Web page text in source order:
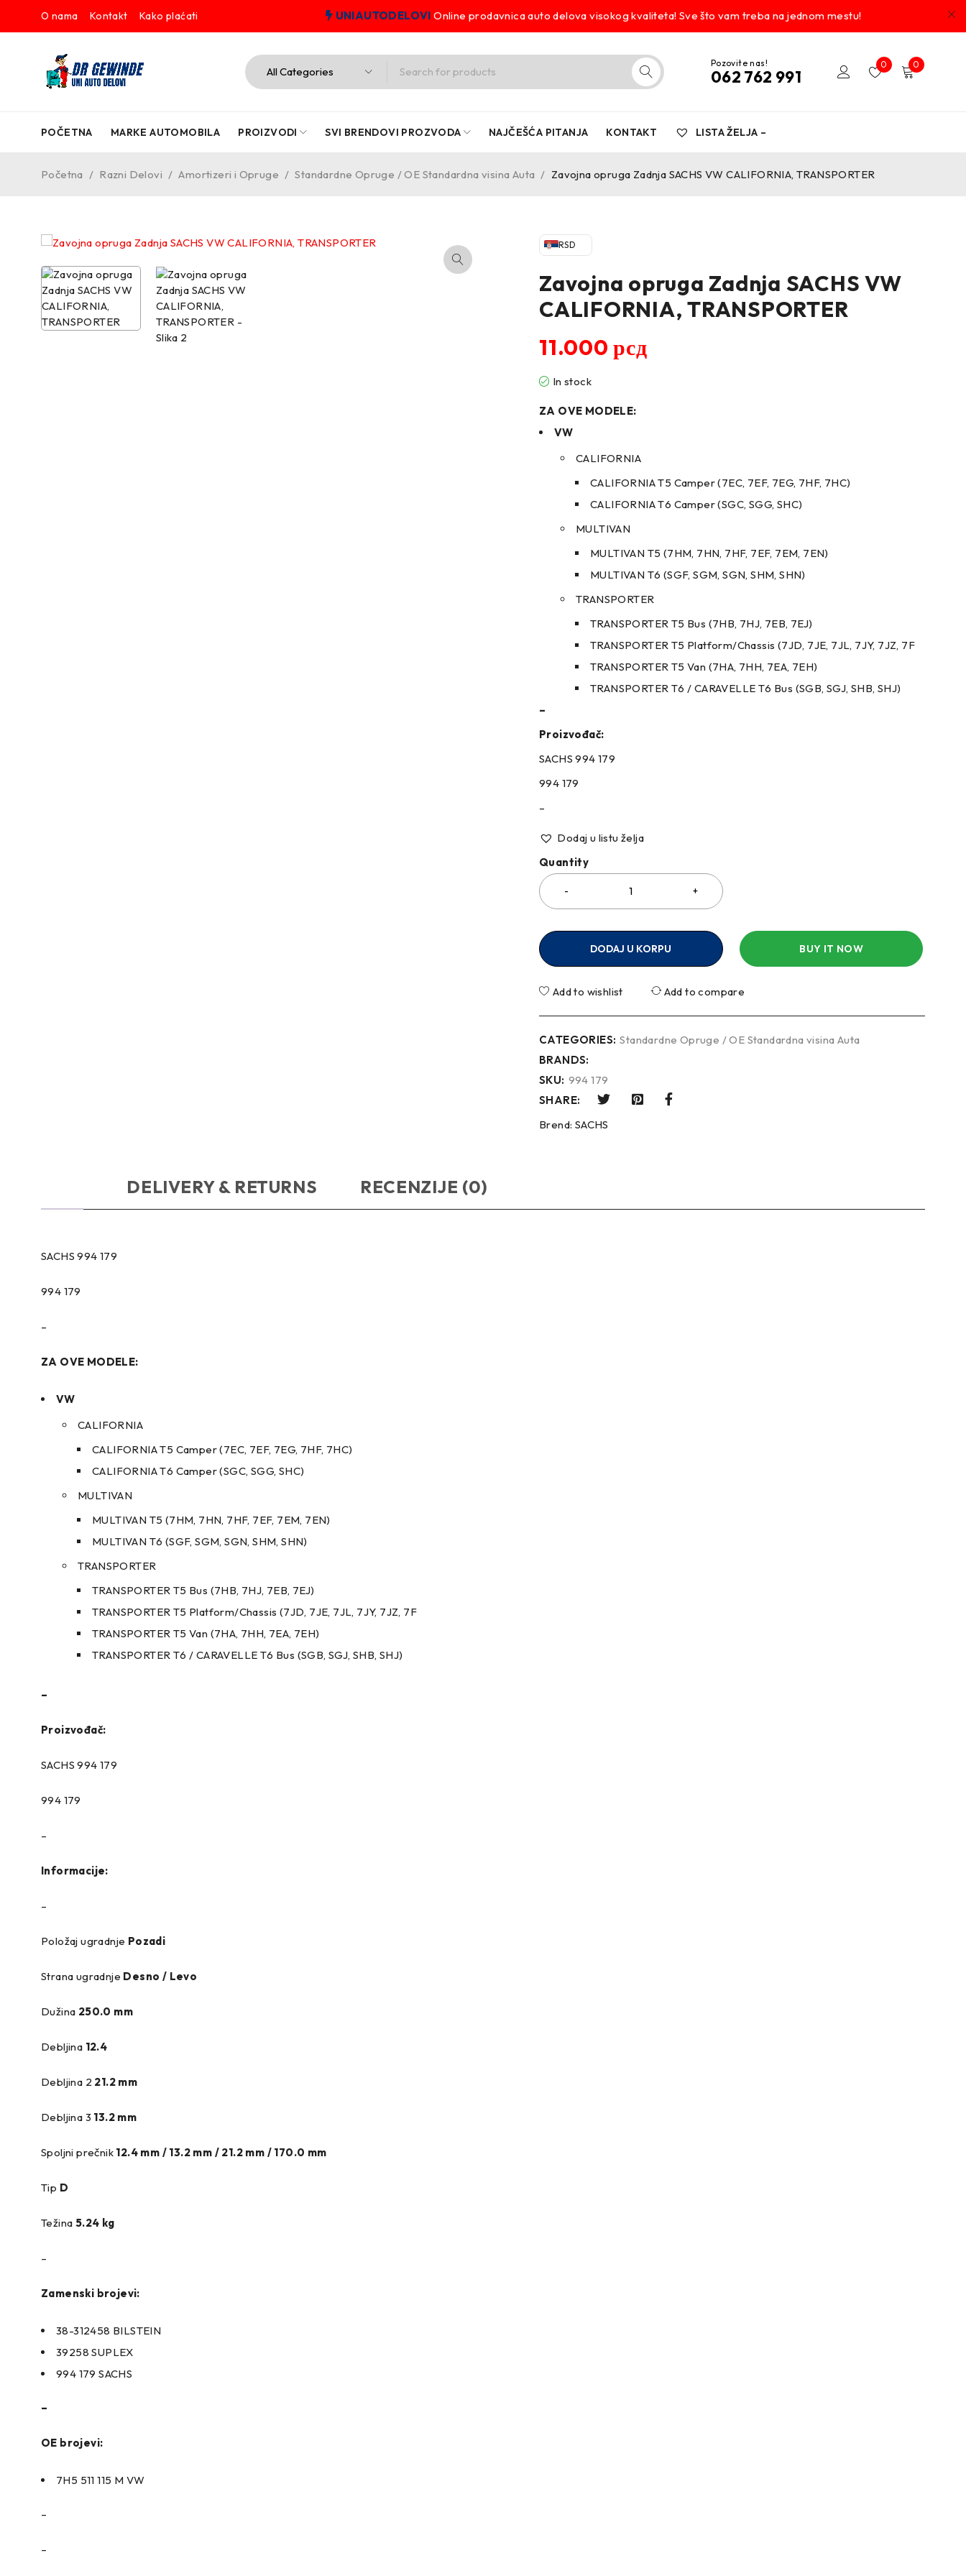
O nama Kontakt Kako plaćati UNIAUTODELOVI Online prodavnica auto delova visokog kvaliteta! Sve što vam treba na jednom mestu!
Pozovite nas!
062 762 991
0 0
POČETNA MARKE AUTOMOBILA PROIZVODI SVI BRENDOVI PROZVODA NAJČEŠĆA PITANJA KONTAKT LISTA ŽELJA –
Početna / Razni Delovi / Amortizeri i Opruge / Standardne Opruge / OE Standardna visina Auta / Zavojna opruga Zadnja SACHS VW CALIFORNIA, TRANSPORTER
RSD
Zavojna opruga Zadnja SACHS VW
CALIFORNIA, TRANSPORTER
11.000рсд
In stock
ZA OVE MODELE:
VW
CALIFORNIA
CALIFORNIA T5 Camper (7EC, 7EF, 7EG, 7HF, 7HC)
CALIFORNIA T6 Camper (SGC, SGG, SHC)
MULTIVAN
MULTIVAN T5 (7HM, 7HN, 7HF, 7EF, 7EM, 7EN)
MULTIVAN T6 (SGF, SGM, SGN, SHM, SHN)
TRANSPORTER
TRANSPORTER T5 Bus (7HB, 7HJ, 7EB, 7EJ)
TRANSPORTER T5 Platform/Chassis (7JD, 7JE, 7JL, 7JY, 7JZ, 7F
TRANSPORTER T5 Van (7HA, 7HH, 7EA, 7EH)
TRANSPORTER T6 / CARAVELLE T6 Bus (SGB, SGJ, SHB, SHJ)
–
Proizvođač:
SACHS 994 179
994 179
–
Dodaj u listu želja
Quantity
DODAJ U KORPU BUY IT NOW
Add to wishlist Add to compare
CATEGORIES: Standardne Opruge / OE Standardna visina Auta
BRANDS:
SKU: 994 179
SHARE:
Brend: SACHS
DELIVERY & RETURNS RECENZIJE (0)
SACHS 994 179
994 179
–
ZA OVE MODELE:
VW
CALIFORNIA
CALIFORNIA T5 Camper (7EC, 7EF, 7EG, 7HF, 7HC)
CALIFORNIA T6 Camper (SGC, SGG, SHC)
MULTIVAN
MULTIVAN T5 (7HM, 7HN, 7HF, 7EF, 7EM, 7EN)
MULTIVAN T6 (SGF, SGM, SGN, SHM, SHN)
TRANSPORTER
TRANSPORTER T5 Bus (7HB, 7HJ, 7EB, 7EJ)
TRANSPORTER T5 Platform/Chassis (7JD, 7JE, 7JL, 7JY, 7JZ, 7F
TRANSPORTER T5 Van (7HA, 7HH, 7EA, 7EH)
TRANSPORTER T6 / CARAVELLE T6 Bus (SGB, SGJ, SHB, SHJ)
–
Proizvođač:
SACHS 994 179
994 179
–
Informacije:
–
Položaj ugradnje Pozadi
Strana ugradnje Desno / Levo
Dužina 250.0 mm
Debljina 12.4
Debljina 2 21.2 mm
Debljina 3 13.2 mm
Spoljni prečnik 12.4 mm / 13.2 mm / 21.2 mm / 170.0 mm
Tip D
Težina 5.24 kg
–
Zamenski brojevi:
38-312458 BILSTEIN
39258 SUPLEX
994 179 SACHS
–
OE brojevi:
7H5 511 115 M VW
–
–